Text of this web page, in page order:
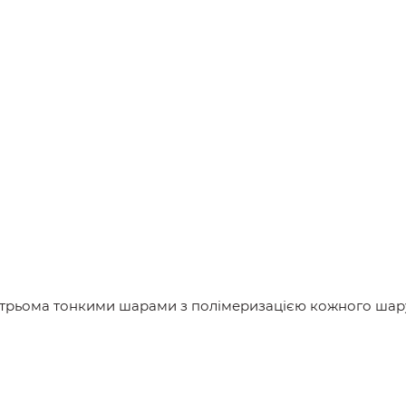
тонкими шарами з полімеризацією кожного